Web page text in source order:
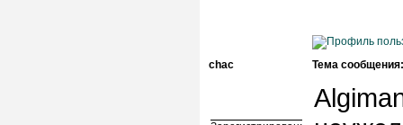
chac Тема сообщения: